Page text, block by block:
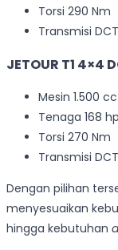
Torsi 290 Nm
Transmisi
JETOUR T1 4×4
Mesin 1.500
Tenaga 168 hp
Torsi 270 Nm
Transmisi
Dengan pilihan
menyesuaikan
hingga kebutuhan